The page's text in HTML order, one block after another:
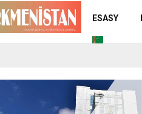
ESASY